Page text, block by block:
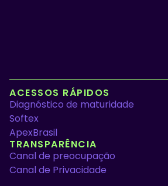
ACESSOS RÁPIDOS
Diagnóstico de maturidade
Softex
ApexBrasil
TRANSPARÊNCIA
Canal de preocupação
Canal de Privacidade